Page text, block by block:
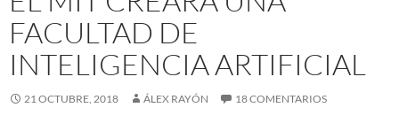
FACULTAD DE
INTELIGENCIA ARTIFICIAL
21 OCTUBRE, 2018 ÁLEX RAYÓN 18 COMENTARIOS